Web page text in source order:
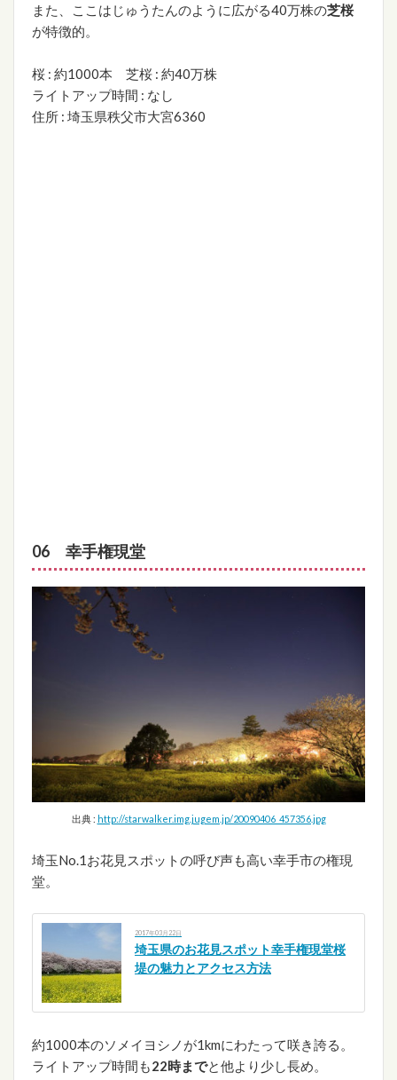
また、ここはじゅうたんのように広がる40万株の芝桜
が特徴的。
桜 : 約1000本 芝桜 : 約40万株
ライトアップ時間 : なし
住所 : 埼玉県秩父市大宮6360
06 幸手権現堂
出典 : http://starwalker.img.jugem.jp/20090406_457356.jpg
埼玉No.1お花見スポットの呼び声も高い幸手市の権現
堂。
2017年03月22日
埼玉県のお花見スポット幸手権現堂桜
堤の魅力とアクセス方法
約1000本のソメイヨシノが1kmにわたって咲き誇る。
ライトアップ時間も22時までと他より少し長め。